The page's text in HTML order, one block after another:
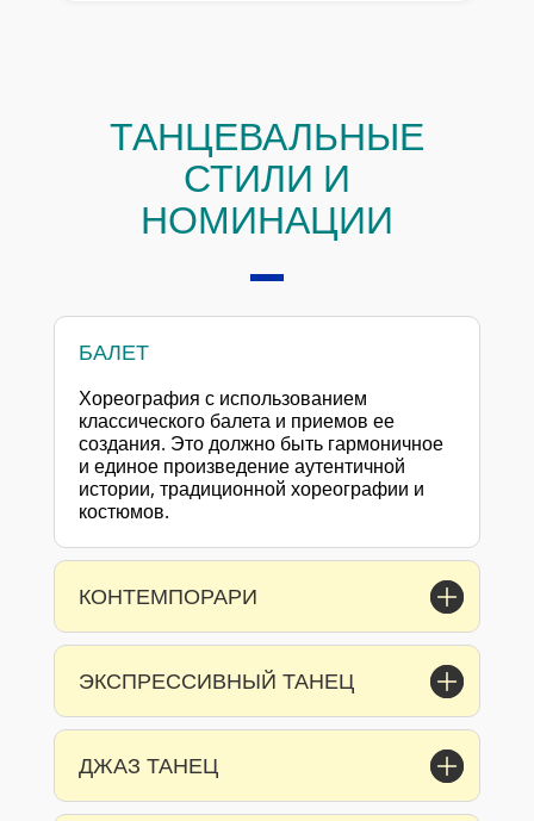
ТАНЦЕВАЛЬНЫЕ
СТИЛИ И
НОМИНАЦИИ
БАЛЕТ
Хореография с использованием
классического балета и приемов ее
создания. Это должно быть гармоничное
и единое произведение аутентичной
истории, традиционной хореографии и
костюмов.
КОНТЕМПОРАРИ
ЭКСПРЕССИВНЫЙ ТАНЕЦ
ДЖАЗ ТАНЕЦ